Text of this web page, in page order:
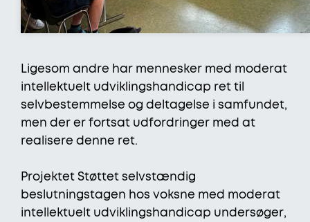
Ligesom andre har mennesker med moderat
intellektuelt udviklingshandicap ret til
selvbestemmelse og deltagelse i samfundet,
men der er fortsat udfordringer med at
realisere denne ret.
Projektet Støttet selvstændig
beslutningstagen hos voksne med moderat
intellektuelt udviklingshandicap undersøger,